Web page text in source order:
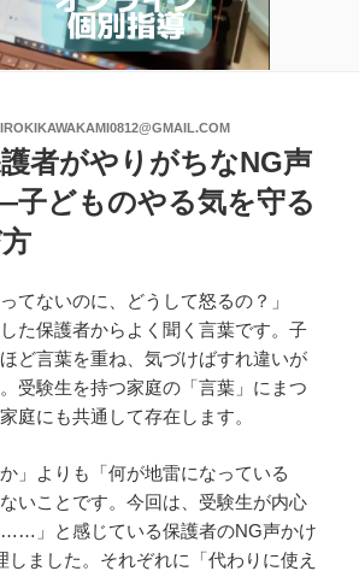
者がやりがちなNG声
どものやる気を守る
てないのに、どうして怒るの？」
た保護者からよく聞く言葉です。子
ど言葉を重ね、気づけばすれ違いが
受験生を持つ家庭の「言葉」にまつ
庭にも共通して存在します。
」よりも「何が地雷になっている
いことです。今回は、受験生が内心
」と感じている保護者のNG声かけ
しました。それぞれに「代わりに使え